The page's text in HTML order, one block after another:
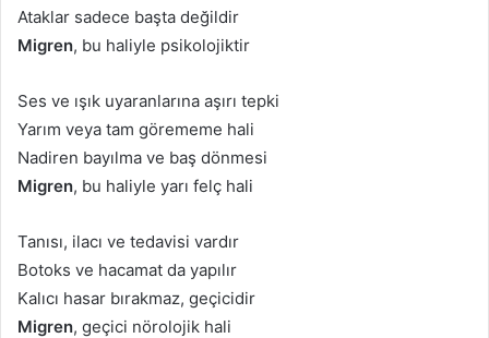
Ataklar sadece başta değildir
Migren, bu haliyle psikolojiktir
Ses ve ışık uyaranlarına aşırı tepki
Yarım veya tam görememe hali
Nadiren bayılma ve baş dönmesi
Migren, bu haliyle yarı felç hali
Tanısı, ilacı ve tedavisi vardır
Botoks ve hacamat da yapılır
Kalıcı hasar bırakmaz, geçicidir
Migren, geçici nörolojik hali